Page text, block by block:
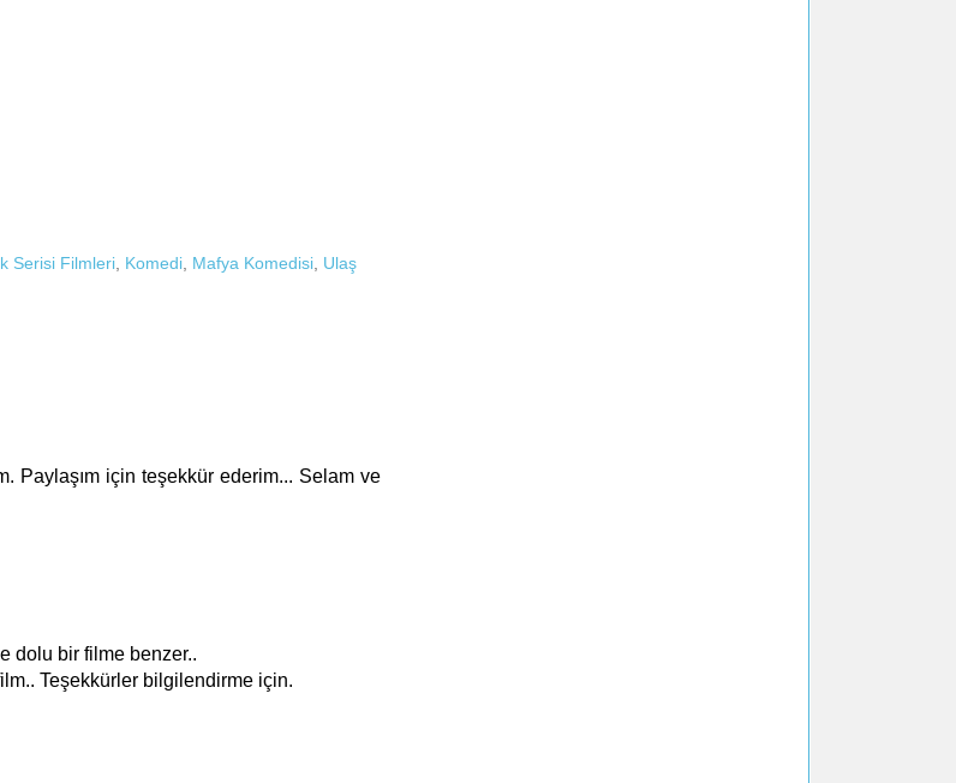
Serisi Filmleri Komedi Mafya Komedisi Ulaş
Paylaşım için teşekkür ederim... Selam ve
dolu bir filme benzer..
Teşekkürler bilgilendirme için.